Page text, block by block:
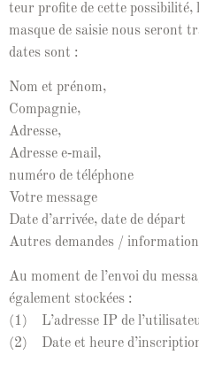
teur prof­ite de cette pos­si­bil­ité,
masque de saisie nous seront
dates sont :
Nom et prénom,
Com­pag­nie,
Adresse,
Adresse e‑mail,
numéro de télé­phone
Votre mes­sage
Date d’ar­rivée, date de départ
Autres deman­des /
Au moment de l’en­voi du
égale­ment stock­ées :
(1) L’adresse IP de
(2) Date et heure